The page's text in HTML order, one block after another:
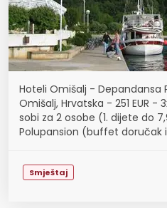
Hoteli Omišalj - Depandansa
Omišalj, Hrvatska - 251 EUR
sobi za 2 osobe (1. dijete do
Polupansion (buffet doručak
Smještaj